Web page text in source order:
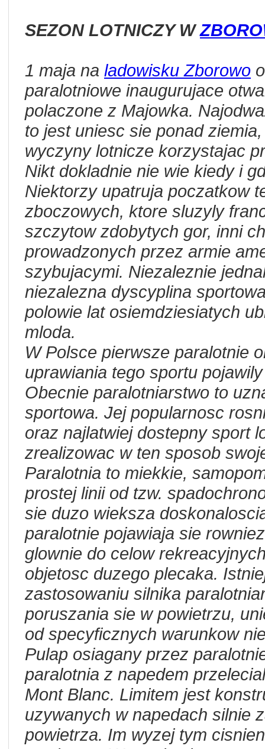
SEZON LOTNICZY W
1 maja na ladowisku Zborowo
paralotniowe inaugurujace
polaczone z Majowka.
to jest uniesc sie ponad
wyczyny lotnicze korzystajac
Nikt dokladnie nie wie kiedy i
Niektorzy upatruja poczatkow
zboczowych, ktore sluzyly
szczytow zdobytych gor, inni
prowadzonych przez armie
szybujacymi. Niezaleznie
niezalezna dyscyplina
polowie lat osiemdziesiatych
mloda.
W Polsce pierwsze paralotnie
uprawiania tego sportu
Obecnie paralotniarstwo to
sportowa. Jej popularnosc
oraz najlatwiej dostepny sport
zrealizowac w ten sposob
Paralotnia to miekkie,
prostej linii od tzw.
sie duzo wieksza
paralotnie pojawiaja sie
glownie do celow
objetosc duzego plecaka.
zastosowaniu silnika
poruszania sie w powietrzu,
od specyficznych warunkow
Pulap osiagany przez
paralotnia z napedem
Mont Blanc. Limitem jest
uzywanych w napedach silnie
powietrza. Im wyzej tym